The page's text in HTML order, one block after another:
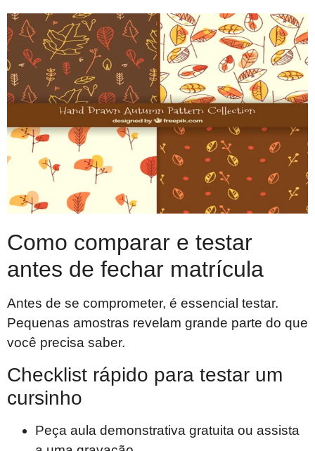
Como comparar e testar
antes de fechar matrícula
Antes de se comprometer, é essencial testar.
Pequenas amostras revelam grande parte do que
você precisa saber.
Checklist rápido para testar um
cursinho
Peça aula demonstrativa gratuita ou assista